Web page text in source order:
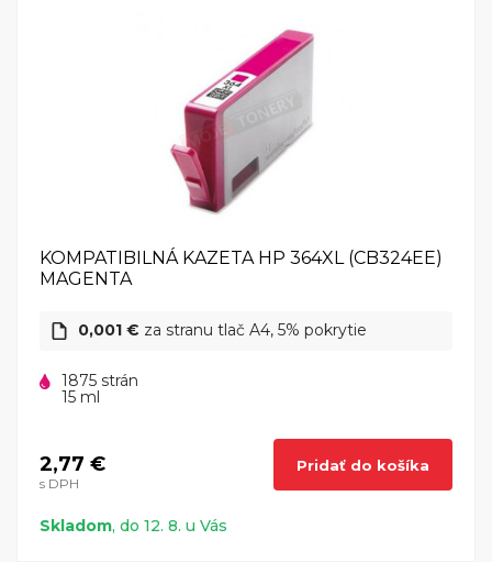
KOMPATIBILNÁ KAZETA HP 364XL (CB324EE)
MAGENTA
0,001 € za stranu tlač A4, 5% pokrytie
1875 strán
15 ml
2,77 €
s DPH
Pridať do košíka
Skladom, do 12. 8. u Vás